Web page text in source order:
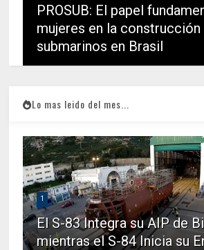
PROSUB: El papel
mujeres en la construcción
submarinos en Brasil
Lo mas leido del mes...
1
El S-83 Integra su AIP de
mientras el S-84 Inicia su